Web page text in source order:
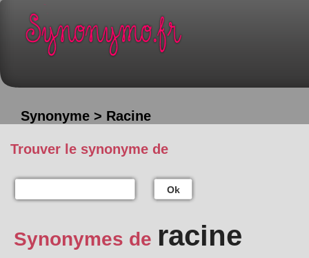
Synonyme > Racine
Trouver le synonyme de
Ok
Synonymes de racine